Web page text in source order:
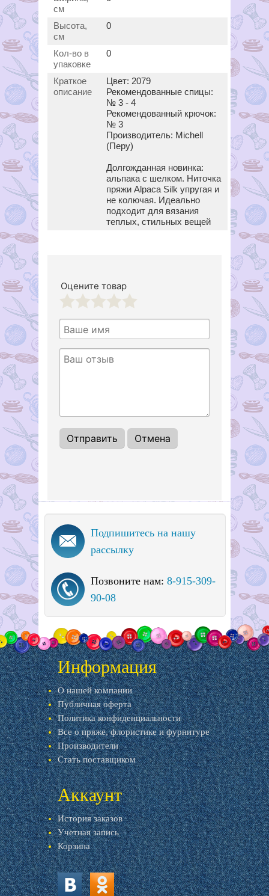
см
Высота,
см
0
Кол-во в
упаковке
0
Краткое
описание
Цвет: 2079
Рекомендованные спицы:
№ 3 - 4
Рекомендованный крючок:
№ 3
Производитель: Michell
(Перу)
Долгожданная новинка:
альпака с шелком. Ниточка
пряжи Alpaca Silk упругая и
не колючая. Идеально
подходит для вязания
теплых, стильных вещей
Оцените товар
Подпишитесь на нашу
рассылку
Позвоните нам: 8-915-309-
90-08
Информация
О нашей компании
Публичная оферта
Политика конфиденциальности
Все о пряже, флористике и фурнитуре
Производители
Стать поставщиком
Аккаунт
История заказов
Учетная запись
Корзина